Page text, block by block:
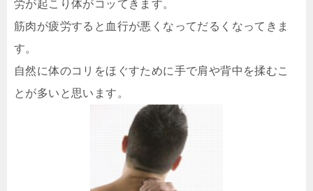
労が起こり体がコッてきます。
筋肉が疲労すると血行が悪くなってだるくなってきま
す。
自然に体のコリをほぐすために手で肩や背中を揉むこ
とが多いと思います。